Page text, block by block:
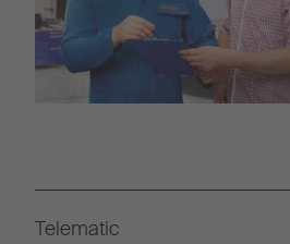
Telematic